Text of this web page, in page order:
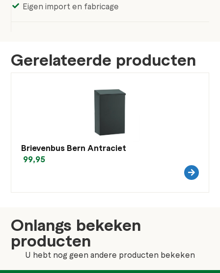
Eigen import en fabricage
Gerelateerde producten
Brievenbus Bern Antraciet
99,95
Onlangs bekeken
producten
U hebt nog geen andere producten bekeken